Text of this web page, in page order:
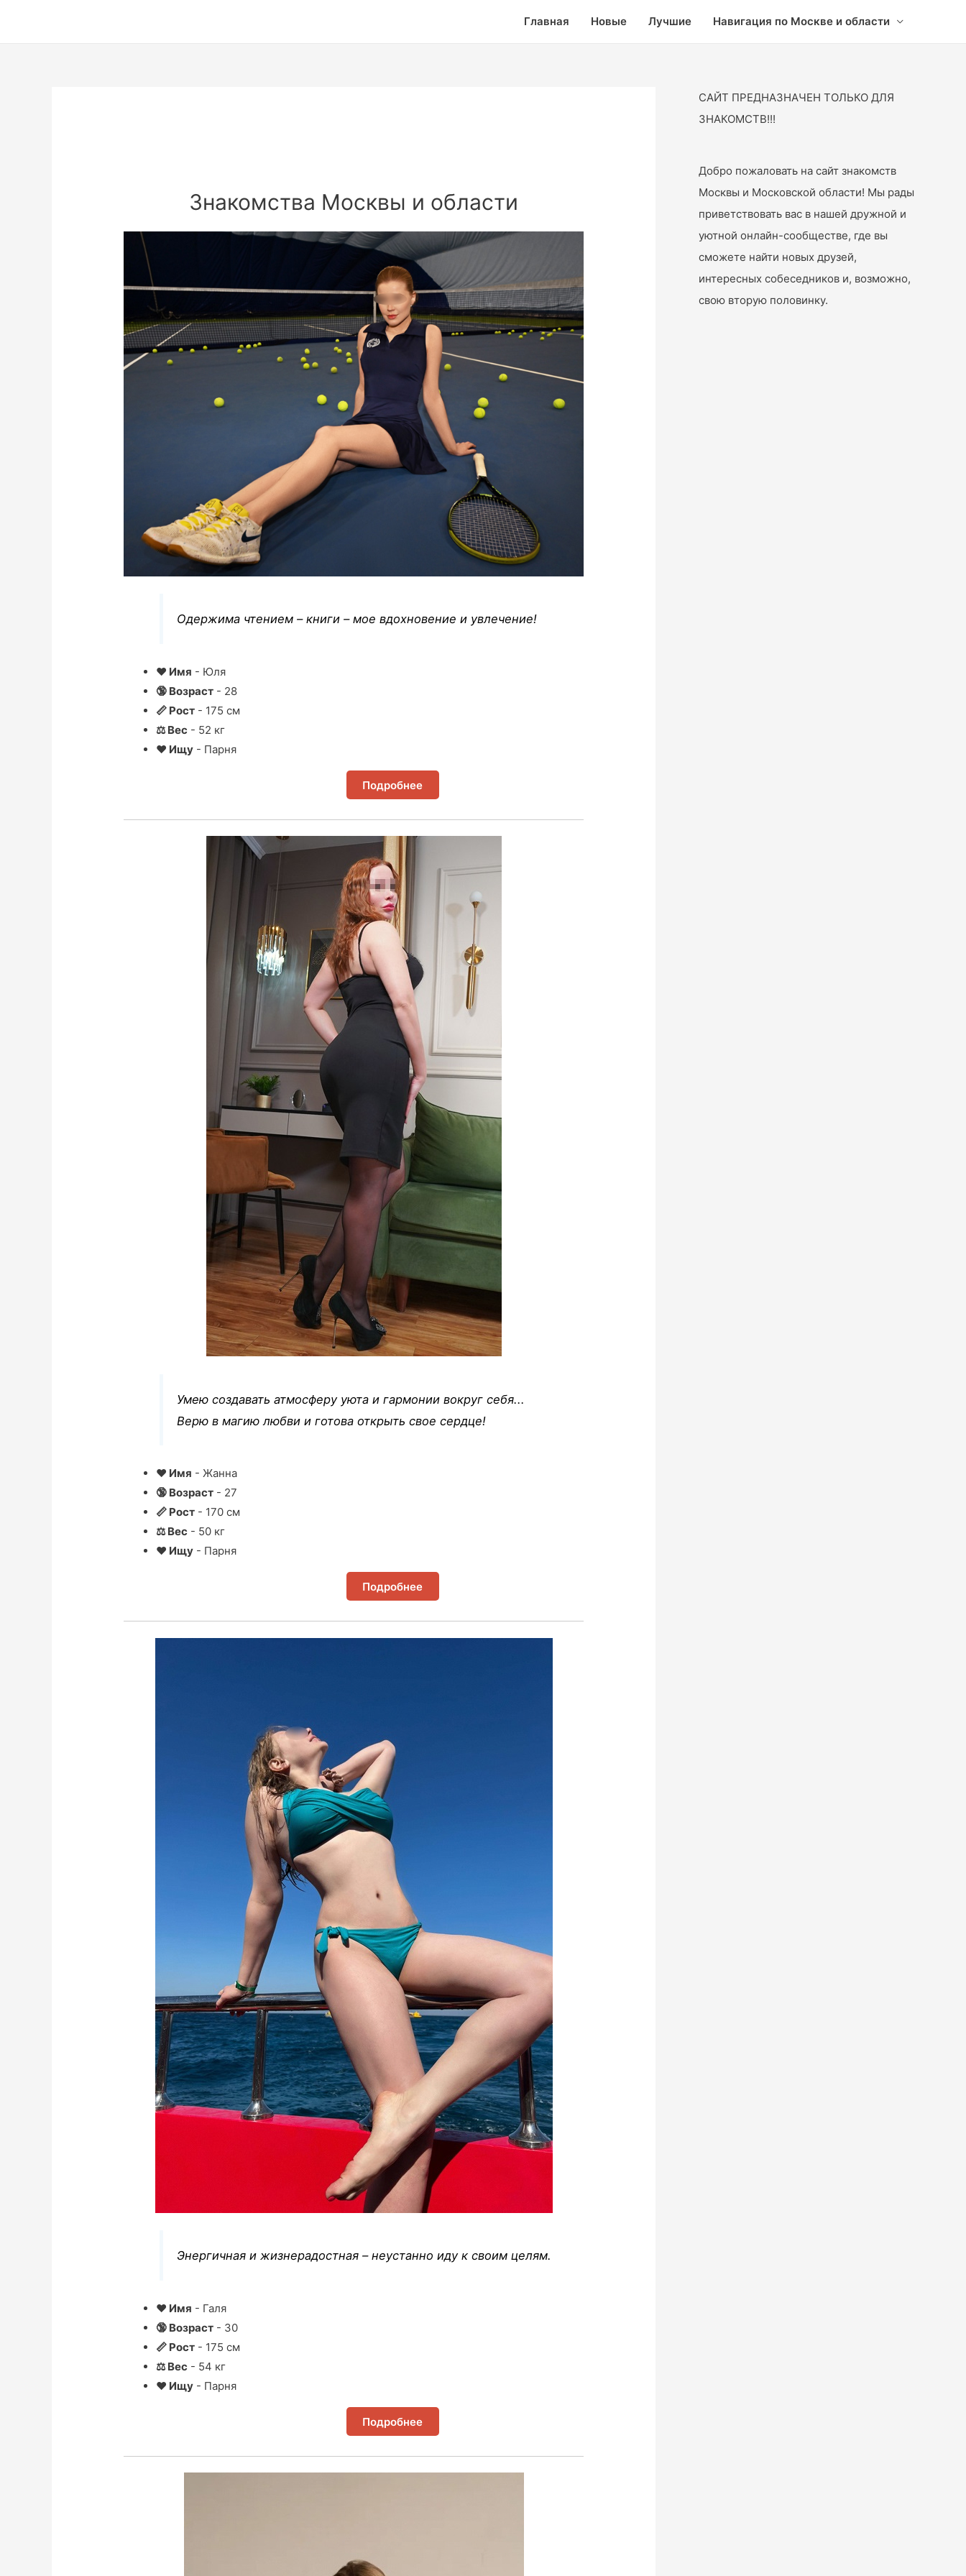
Главная Новые Лучшие Навигация по Москве и области
Знакомства Москвы и области
Одержима чтением – книги – мое вдохновение и увлечение!
❤ Имя - Юля
🔞 Возраст - 28
📏 Рост - 175 см
⚖ Вес - 52 кг
❤ Ищу - Парня
Подробнее
Умею создавать атмосферу уюта и гармонии вокруг себя...
Верю в магию любви и готова открыть свое сердце!
❤ Имя - Жанна
🔞 Возраст - 27
📏 Рост - 170 см
⚖ Вес - 50 кг
❤ Ищу - Парня
Подробнее
Энергичная и жизнерадостная – неустанно иду к своим целям.
❤ Имя - Галя
🔞 Возраст - 30
📏 Рост - 175 см
⚖ Вес - 54 кг
❤ Ищу - Парня
Подробнее
САЙТ ПРЕДНАЗНАЧЕН ТОЛЬКО ДЛЯ
ЗНАКОМСТВ!!!
Добро пожаловать на сайт знакомств
Москвы и Московской области! Мы рады
приветствовать вас в нашей дружной и
уютной онлайн-сообществе, где вы
сможете найти новых друзей,
интересных собеседников и, возможно,
свою вторую половинку.